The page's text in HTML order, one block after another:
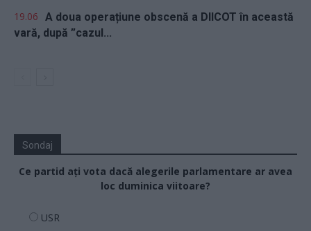
19.06 A doua operațiune obscenă a DIICOT în această
vară, după ”cazul...
Sondaj
Ce partid ați vota dacă alegerile parlamentare ar avea
loc duminica viitoare?
USR